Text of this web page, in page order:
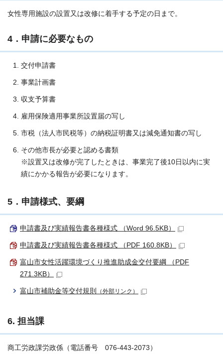
女性専用施設の設置又は改修に着手する予定の日まで。
4．申請に必要なもの
交付申請書
事業計画書
収支予算書
雇用保険適用事業所設置届の写し
市税（法人市民税等）の納税証明書又は減免通知書の写し
その他市長が必要と認める書類
※設置又は改修が完了したときは、事業完了後10日以内に実
績にかかる報告が必要になります。
5．申請様式、要綱
申請書及び実績報告書各種様式 （Word 96.5KB）
申請書及び実績報告書各種様式 （PDF 160.8KB）
富山市女性活躍環境づくり推進助成金交付要綱 （PDF
271.3KB）
富山市補助金等交付規則 （外部リンク）
6. 担当課
商工労政課労政係（電話番号 076-443-2073）